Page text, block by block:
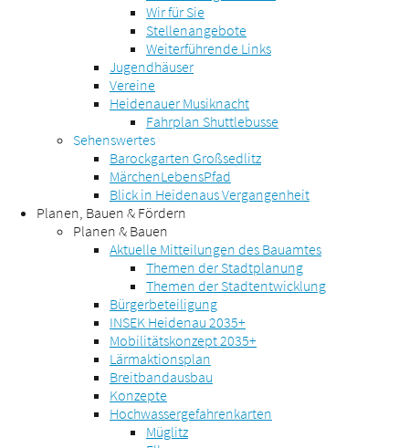
Wir für Sie
Stellenangebote
Weiterführende Links
Jugendhäuser
Vereine
Heidenauer Musiknacht
Fahrplan Shuttlebusse
Sehenswertes
Barockgarten Großsedlitz
MärchenLebensPfad
Blick in Heidenaus Vergangenheit
Planen, Bauen & Fördern
Planen & Bauen
Aktuelle Mitteilungen des Bauamtes
Themen der Stadtplanung
Themen der Stadtentwicklung
Bürgerbeteiligung
INSEK Heidenau 2035+
Mobilitätskonzept 2035+
Lärmaktionsplan
Breitbandausbau
Konzepte
Hochwassergefahrenkarten
Müglitz